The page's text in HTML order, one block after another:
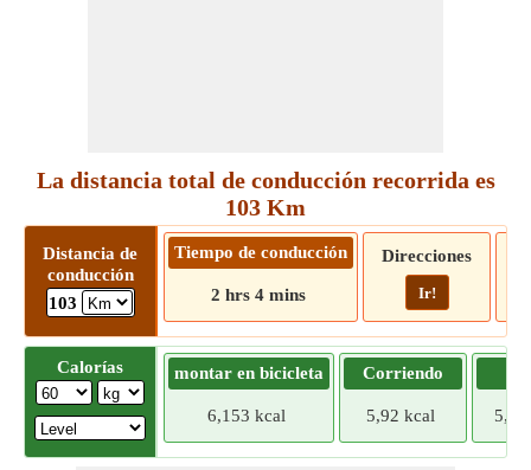
La distancia total de conducción recorrida es
103 Km
Distancia de
conducción
103
Tiempo de conducción
2 hrs 4 mins
Direcciones
Ir!
Calorías montar en bicicleta
6,153 kcal
Corriendo
5,92 kcal